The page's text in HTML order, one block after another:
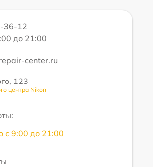
36-12
до 21:00
center.ru
123
центра Nikon
с 9:00 до 21:00